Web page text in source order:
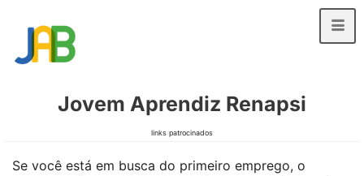
Jovem Aprendiz Renapsi
links patrocinados
Se você está em busca do primeiro emprego, o